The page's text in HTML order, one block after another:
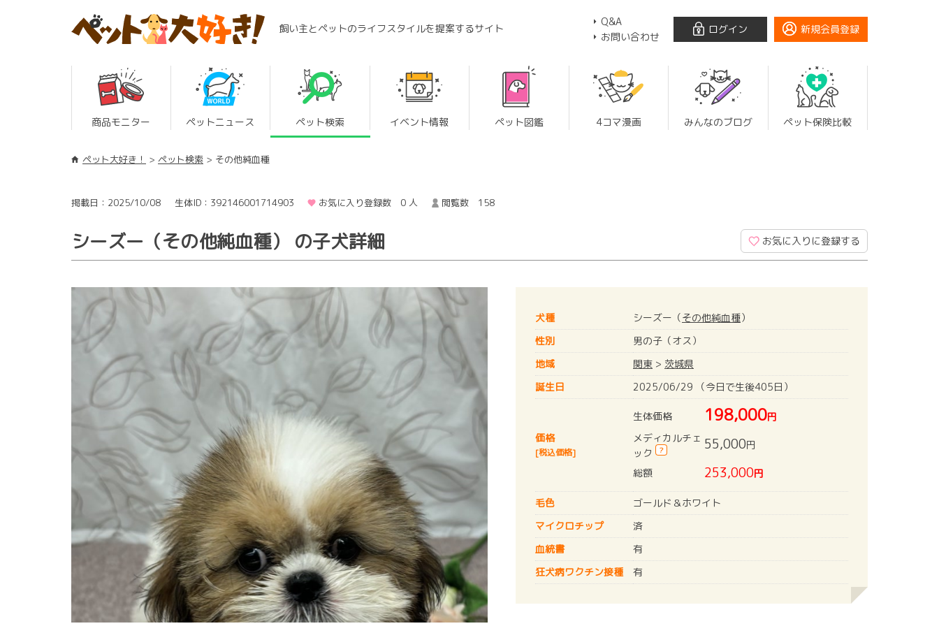
飼い主とペットのライフスタイルを提案するサイト
Q&A
お問い合わせ
ログイン 新規会員登録
商品モニター ペットニュース ペット検索 イベント情報 ペット図鑑 4コマ漫画 みんなのブログ ペット保険比較
ペット大好き！ ペット検索 その他純血種
掲載日：2025/10/08 生体ID：392146001714903 お気に入り登録数 0 人 閲覧数 158
シーズー（その他純血種） の子犬詳細 お気に入りに登録する
犬種 シーズー（その他純血種）
性別
男の子（オス）
地域
関東 > 茨城県
誕生日
2025/06/29 （今日で生後405日）
価格
[税込価格]
生体価格 198,000円
メディカルチェ
ック
? 55,000円
総額 253,000円
毛色
ゴールド＆ホワイト
マイクロチップ
済
血統書
有
狂犬病ワクチン接種 有